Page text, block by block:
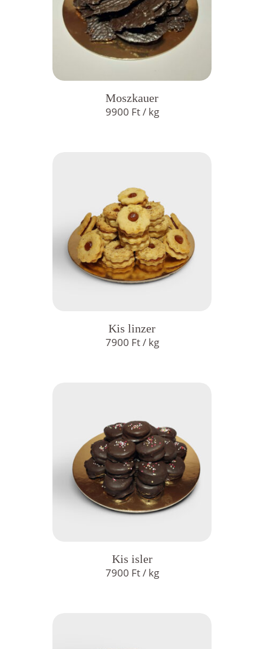
Moszkauer
9900 Ft/ kg
Kis linzer
7900 Ft/ kg
Kis isler
7900 Ft/ kg